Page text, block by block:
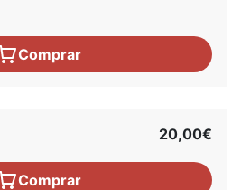
Comprar
20,00€
Comprar